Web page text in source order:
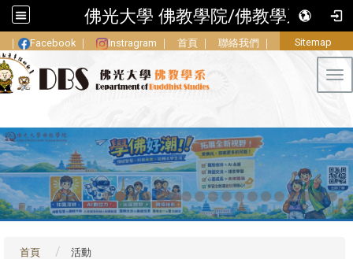
佛光大學 佛教學院/佛教學系
｜ Facebook ｜ Instragram ｜ 首頁 ｜ 聯絡我們 ｜ Sitemap
首頁 活動